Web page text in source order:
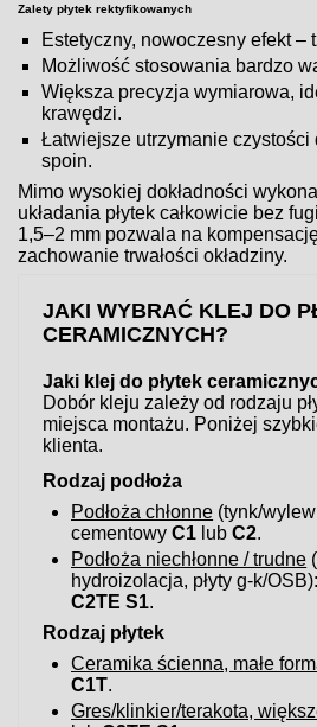
Zalety płytek rektyfikowanych
Estetyczny, nowoczesny efekt –
Możliwość stosowania bardzo
Większa precyzja wymiarowa,
krawędzi.
Łatwiejsze utrzymanie
spoin.
Mimo wysokiej dokładności
układania płytek całkowicie bez
1,5–2 mm pozwala na
zachowanie trwałości okładziny.
JAKI WYBRAĆ KLEJ DO
CERAMICZNYCH?
Jaki klej do płytek
Dobór kleju zależy od rodzaju
miejsca montażu. Poniżej
klienta.
Rodzaj podłoża
Podłoża chłonne (tynk/
cementowyC1 lubC2.
Podłoża niechłonne / trudne
hydroizolacja, płyty g-k/
C2TE S1.
Rodzaj płytek
Ceramika ścienna, małe
C1T.
Gres/klinkier/terakota,